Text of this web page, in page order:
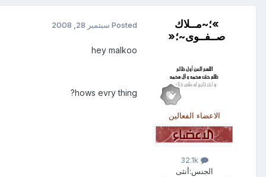
»؛~مــلاك
صــفــوى~؛«
الاعضاء الفعالين
32.1k
الجنس:أنثى
Posted سبتمبر 28, 2008
hey malkoo
hows evry thing?